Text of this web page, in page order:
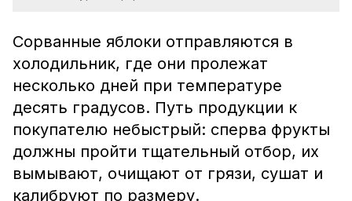
Сорванные яблоки отправляются в
холодильник, где они пролежат
несколько дней при температуре
десять градусов. Путь продукции к
покупателю небыстрый: сперва фрукты
должны пройти тщательный отбор, их
вымывают, очищают от грязи, сушат и
калибруют по размеру.